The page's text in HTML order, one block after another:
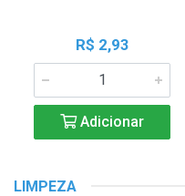
R$ 2,93
Adicionar
LIMPEZA